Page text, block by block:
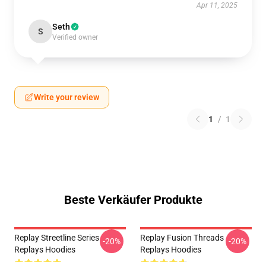
Apr 11, 2025
S Seth
Verified owner
Write your review
1 / 1
Beste Verkäufer Produkte
Replay Streetline Series
Replays Hoodies
-20%
Replay Fusion Threads
Replays Hoodies
-20%